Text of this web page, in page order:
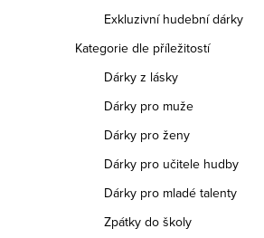
Exkluzivní hudební dárky
Kategorie dle příležitostí
Dárky z lásky
Dárky pro muže
Dárky pro ženy
Dárky pro učitele hudby
Dárky pro mladé talenty
Zpátky do školy